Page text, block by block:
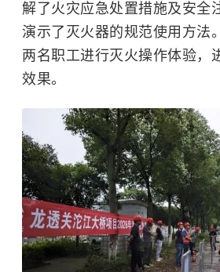
解了火灾应急处置措施及安全
演示了灭火器的规范使用方法
两名职工进行灭火操作体验，
效果。